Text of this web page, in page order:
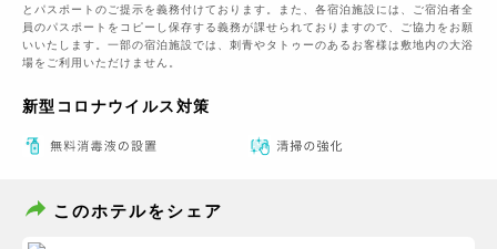
とパスポートのご提示を義務付け​ております。また、各宿泊施設には、ご宿泊者全
員のパスポートをコピーし保存する義務が課せられておりますの​で、ご協力をお願
いいたします。一部の宿泊施設では、刺青やタトゥーのあるお客様は敷地内の大浴
場をご利用いただけません。
新型コロナウイルス対策
このホテルをシェア